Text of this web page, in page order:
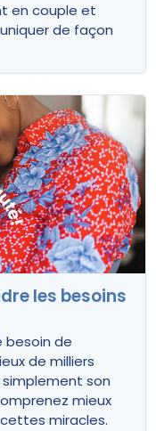
en couple et
de façon
les besoins
besoin de
de milliers
son
mieux
miracles.